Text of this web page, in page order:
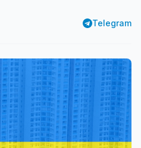
Telegram